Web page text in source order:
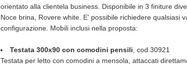
orientato alla clientela business. Disponibile in 3 finiture
Noce brina, Rovere white. E' possibile richiedere qualsiasi
configurazione. Mobili inclusi nella proposta:
Testata 300x90 con comodini pensili , cod.30921
Testata per letto con comodini a mensola, attaccati